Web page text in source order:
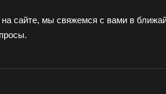
сайте, мы свяжемся с вами в